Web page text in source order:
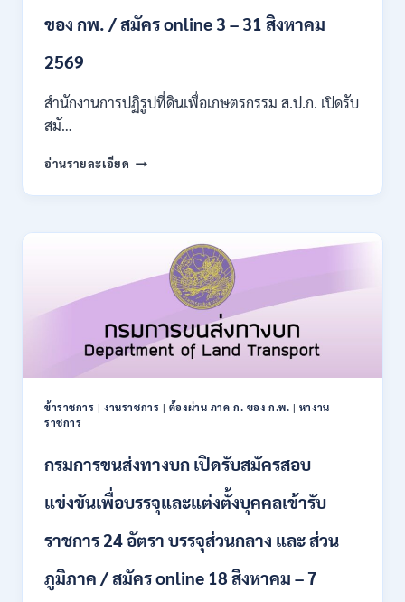
/
–
28780
10
21
2569
ของ กพ. / สมัคร online 3 – 31 สิงหาคม
2569
สำนักงานการปฏิรูปที่ดินเพื่อเกษตรกรรม ส.ป.ก. เปิดรับ
สมั…
อ่านรายละเอียด สำนักงาน
ปฏิรูป
เพื่อ
เกษตรกรรม
เปิด
สมัคร
บุคคล
เพื่อ
เป็น
กอง
อัตรา
ปวส.
ป.ตรี
สาขา
ข้าราชการ |งานราชการ | ต้องผ่าน ภาค ก. ของ ก.พ. | หางาน
ราชการ
กรมการขนส่งทางบก เปิดรับสมัครสอบ
แข่งขันเพื่อบรรจุและแต่งตั้งบุคคลเข้ารับ
ราชการ 24 อัตรา บรรจุส่วนกลาง และ ส่วน
ภูมิภาค / สมัคร online 18 สิงหาคม – 7